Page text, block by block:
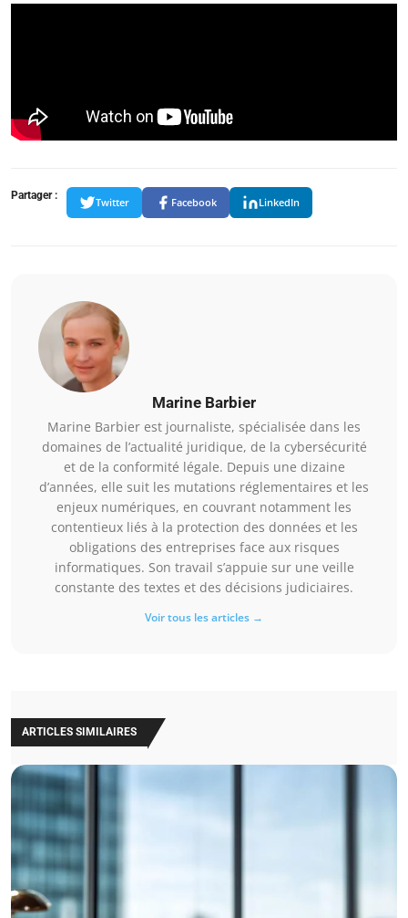
Partager :
Twitter Facebook LinkedIn
Marine Barbier
Marine Barbier est journaliste, spécialisée dans les
domaines de l’actualité juridique, de la cybersécurité
et de la conformité légale. Depuis une dizaine
d’années, elle suit les mutations réglementaires et les
enjeux numériques, en couvrant notamment les
contentieux liés à la protection des données et les
obligations des entreprises face aux risques
informatiques. Son travail s’appuie sur une veille
constante des textes et des décisions judiciaires.
Voir tous les articles →
ARTICLES SIMILAIRES